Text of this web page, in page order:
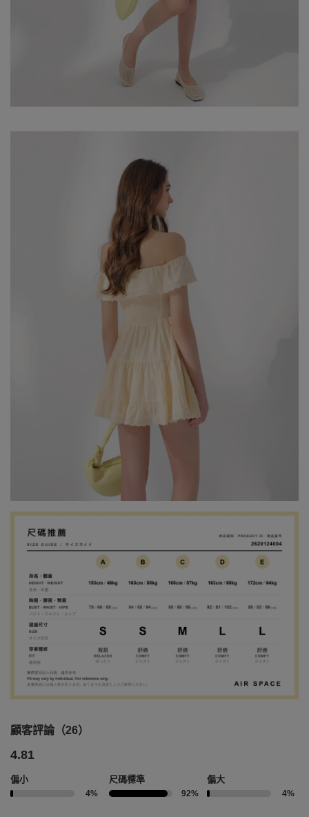
顧客評論（26）
4.81
偏小
4%
尺碼標準
92%
偏大
4%